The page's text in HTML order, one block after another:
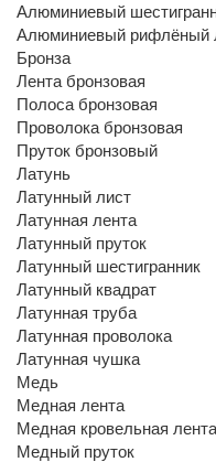
Алюминиевый
Алюминиевый рифлёный
Бронза
Лента бронзовая
Полоса бронзовая
Проволока бронзовая
Пруток бронзовый
Латунь
Латунный лист
Латунная лента
Латунный пруток
Латунный шестигранник
Латунный квадрат
Латунная труба
Латунная проволока
Латунная чушка
Медь
Медная лента
Медная кровельная лента
Медный пруток